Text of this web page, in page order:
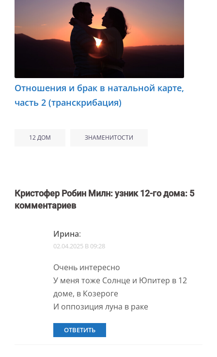
Отношения и брак в натальной карте,
часть 2 (транскрибация)
12 ДОМ ЗНАМЕНИТОСТИ
Кристофер Робин Милн: узник 12-го дома: 5
комментариев
Ирина:
02.04.2025 В 09:28
Очень интересно
У меня тоже Солнце и Юпитер в 12
доме, в Козероге
И оппозиция луна в раке
ОТВЕТИТЬ